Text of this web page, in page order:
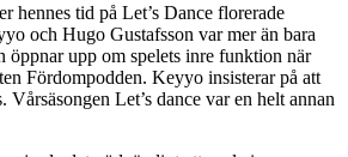
hennes tid på Let’s Dance florerade
och Hugo Gustafsson var mer än bara
öppnar upp om spelets inre funktion när
Fördompodden. Keyyo insisterar på att
Vårsäsongen Let’s dance var en helt annan